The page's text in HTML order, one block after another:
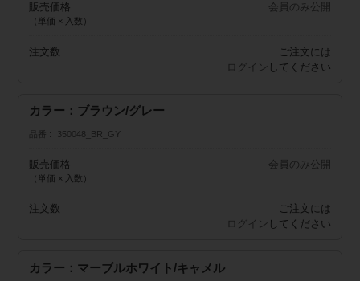
販売価格
（単価 × 入数）
会員のみ公開
注文数
ご注文には
ログイン してください
カラー：ブラウン/グレー
品番 350048_BR_GY
販売価格
（単価 × 入数）
会員のみ公開
注文数
ご注文には
ログイン してください
カラー：マーブルホワイト/キャメル